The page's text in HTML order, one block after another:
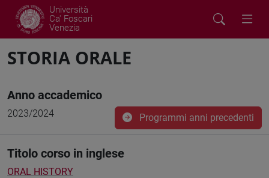
Università
Ca' Foscari
Venezia
STORIA ORALE
Anno accademico
2023/2024 Programmi anni precedenti
Titolo corso in inglese
ORAL HISTORY